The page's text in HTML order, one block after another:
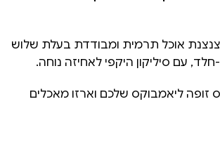
אוכל תרמית ומבודדת בעלת שלוש
עם סיליקון היקפי לאחיזה נוחה.
זופה ליאמבוקס שלכם וארזו מאכלים